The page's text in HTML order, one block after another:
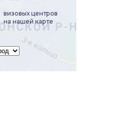
визовых центров
на нашей карте